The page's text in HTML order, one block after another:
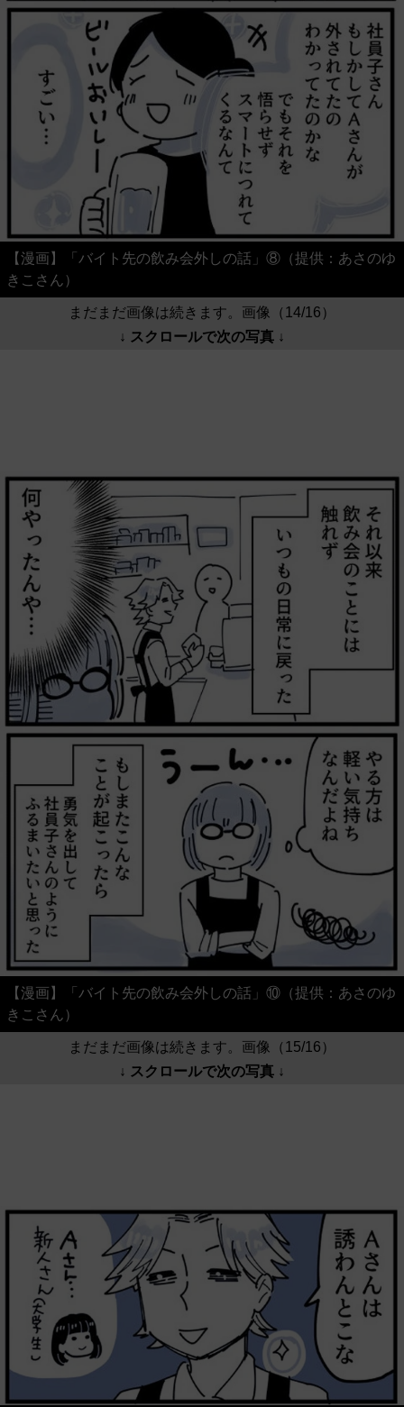
【漫画】「バイト先の飲み会外しの話」⑧（提供：あさのゆ
きこさん）
まだまだ画像は続きます。画像（14/16）
↓ スクロールで次の写真 ↓
【漫画】「バイト先の飲み会外しの話」⑩（提供：あさのゆ
きこさん）
まだまだ画像は続きます。画像（15/16）
↓ スクロールで次の写真 ↓